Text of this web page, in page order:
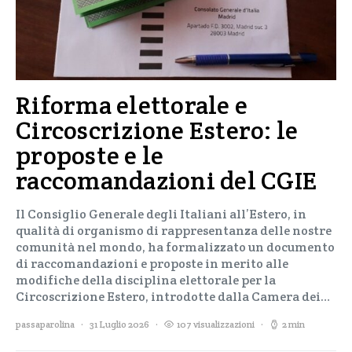
Riforma elettorale e
Circoscrizione Estero: le
proposte e le
raccomandazioni del CGIE
Il Consiglio Generale degli Italiani all’Estero, in
qualità di organismo di rappresentanza delle nostre
comunità nel mondo, ha formalizzato un documento
di raccomandazioni e proposte in merito alle
modifiche della disciplina elettorale per la
Circoscrizione Estero, introdotte dalla Camera dei…
passaparolina 31 Luglio 2026 107 visualizzazioni 2 min